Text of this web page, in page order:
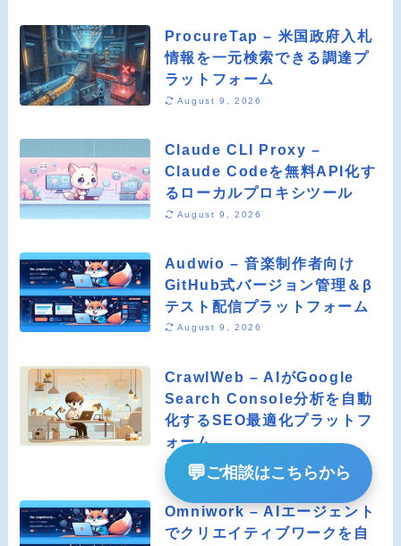
ProcureTap – 米国政府入札
情報を一元検索できる調達プ
ラットフォーム
August 9, 2026
Claude CLI Proxy –
Claude Codeを無料API化す
るローカルプロキシツール
August 9, 2026
Audwio – 音楽制作者向け
GitHub式バージョン管理＆β
テスト配信プラットフォーム
August 9, 2026
CrawlWeb – AIがGoogle
Search Console分析を自動
化するSEO最適化プラットフ
ォーム
August 9, 2026
Omniwork – AIエージェント
でクリエイティブワークを自
💬ご相談はこちらから